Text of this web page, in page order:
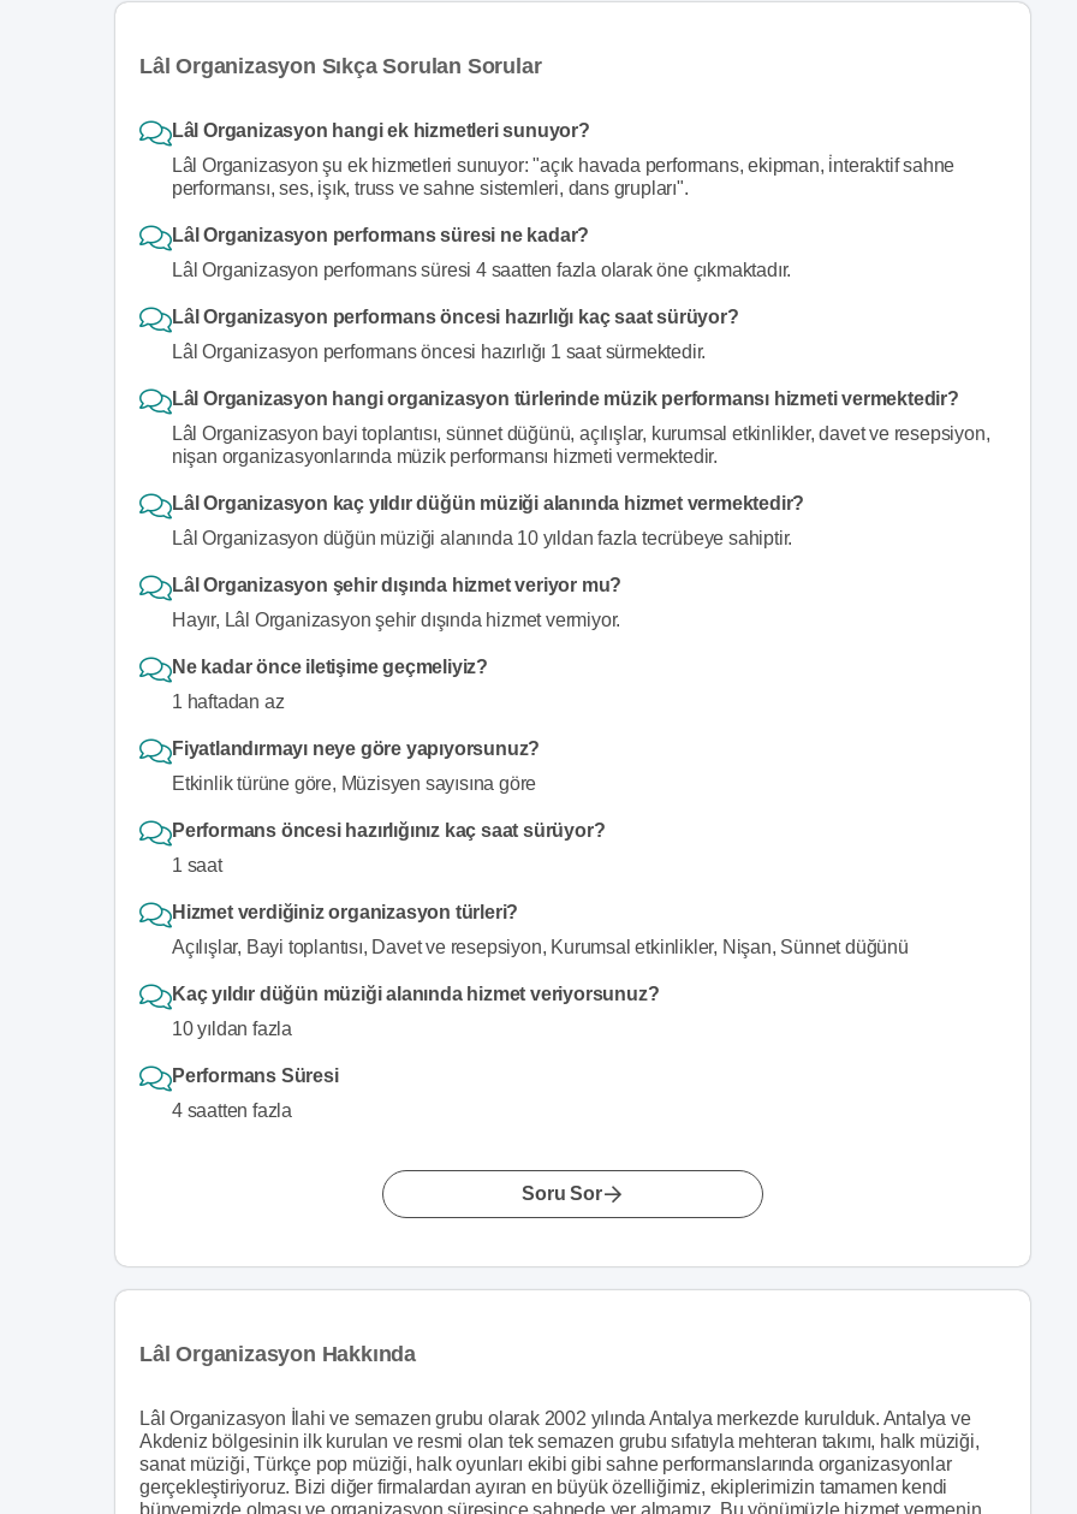
Lâl Organizasyon Sıkça Sorulan Sorular
Lâl Organizasyon hangi ek hizmetleri sunuyor?
Lâl Organizasyon şu ek hizmetleri sunuyor: "açık havada performans, ekipman, i̇nteraktif sahne
performansı, ses, işık, truss ve sahne sistemleri, dans grupları".
Lâl Organizasyon performans süresi ne kadar?
Lâl Organizasyon performans süresi 4 saatten fazla olarak öne çıkmaktadır.
Lâl Organizasyon performans öncesi hazırlığı kaç saat sürüyor?
Lâl Organizasyon performans öncesi hazırlığı 1 saat sürmektedir.
Lâl Organizasyon hangi organizasyon türlerinde müzik performansı hizmeti vermektedir?
Lâl Organizasyon bayi toplantısı, sünnet düğünü, açılışlar, kurumsal etkinlikler, davet ve resepsiyon,
nişan organizasyonlarında müzik performansı hizmeti vermektedir.
Lâl Organizasyon kaç yıldır düğün müziği alanında hizmet vermektedir?
Lâl Organizasyon düğün müziği alanında 10 yıldan fazla tecrübeye sahiptir.
Lâl Organizasyon şehir dışında hizmet veriyor mu?
Hayır, Lâl Organizasyon şehir dışında hizmet vermiyor.
Ne kadar önce iletişime geçmeliyiz?
1 haftadan az
Fiyatlandırmayı neye göre yapıyorsunuz?
Etkinlik türüne göre, Müzisyen sayısına göre
Performans öncesi hazırlığınız kaç saat sürüyor?
1 saat
Hizmet verdiğiniz organizasyon türleri?
Açılışlar, Bayi toplantısı, Davet ve resepsiyon, Kurumsal etkinlikler, Nişan, Sünnet düğünü
Kaç yıldır düğün müziği alanında hizmet veriyorsunuz?
10 yıldan fazla
Performans Süresi
4 saatten fazla
Soru Sor
Lâl Organizasyon Hakkında
Lâl Organizasyon İlahi ve semazen grubu olarak 2002 yılında Antalya merkezde kurulduk. Antalya ve
Akdeniz bölgesinin ilk kurulan ve resmi olan tek semazen grubu sıfatıyla mehteran takımı, halk müziği,
sanat müziği, Türkçe pop müziği, halk oyunları ekibi gibi sahne performanslarında organizasyonlar
gerçekleştiriyoruz. Bizi diğer firmalardan ayıran en büyük özelliğimiz, ekiplerimizin tamamen kendi
bünyemizde olması ve organizasyon süresince sahnede yer almamız. Bu yönümüzle hizmet vermenin